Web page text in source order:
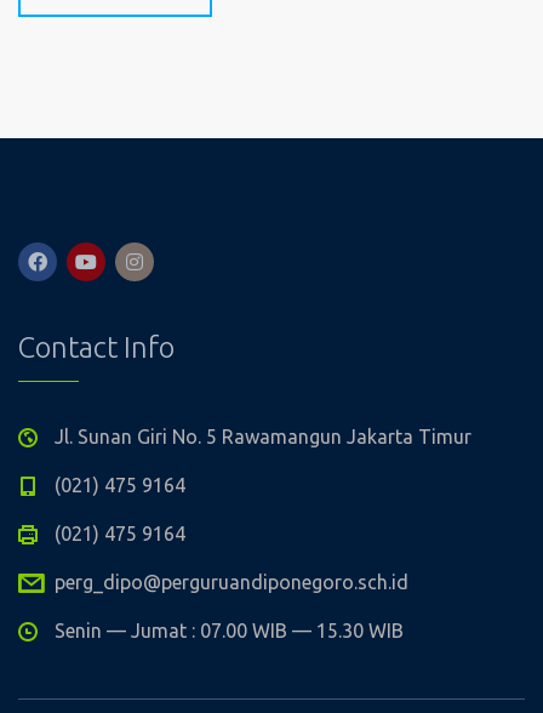
Contact Info
Jl. Sunan Giri No. 5 Rawamangun Jakarta Timur
(021) 475 9164
(021) 475 9164
perg_dipo@perguruandiponegoro.sch.id
Senin — Jumat : 07.00 WIB — 15.30 WIB